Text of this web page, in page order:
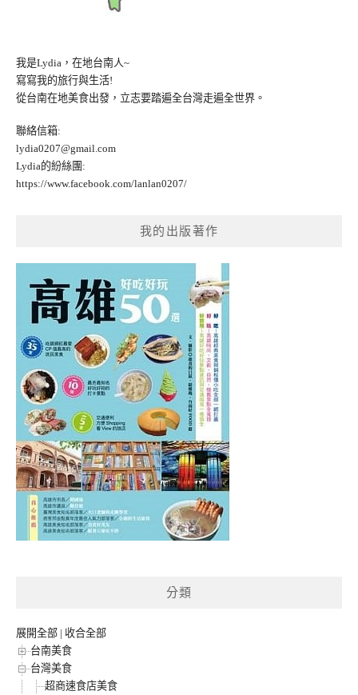
我是Lydia，在地台南人~
寫寫我的旅行與生活!
從台南在地美食出發，立志要踏遍全台灣走遍全世界。
聯絡信箱:
lydia0207@gmail.com
Lydia的紛絲團:
https://www.facebook.com/lanlan0207/
我的出版著作
分類
展開全部 | 收合全部
台南美食
台灣美食
超商速食店美食